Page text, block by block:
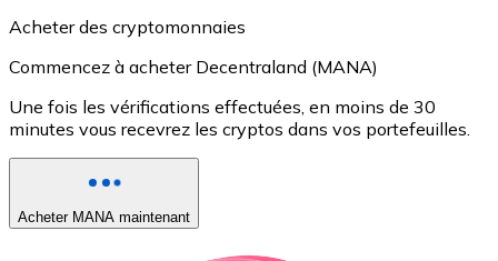
Acheter des cryptomonnaies
Commencez à acheter Decentraland (MANA)
Une fois les vérifications effectuées, en moins de 30
minutes vous recevrez les cryptos dans vos portefeuilles.
Acheter MANA maintenant